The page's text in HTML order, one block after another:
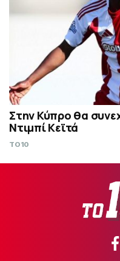
Στην Κύπρο θα
Ντιμπί Κεϊτά
TO10